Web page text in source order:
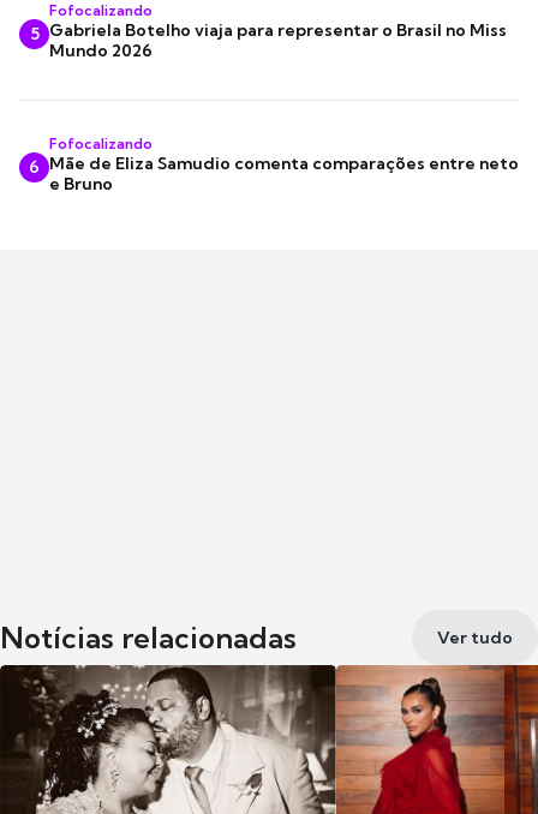
5
Fofocalizando
Gabriela Botelho viaja para representar o Brasil no Miss
Mundo 2026
6
Fofocalizando
Mãe de Eliza Samudio comenta comparações entre neto
e Bruno
Notícias relacionadas Ver tudo